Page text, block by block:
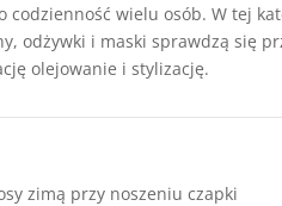
wielu osób. W tej
odżywki i maski sprawdzą się
olejowanie i stylizację.